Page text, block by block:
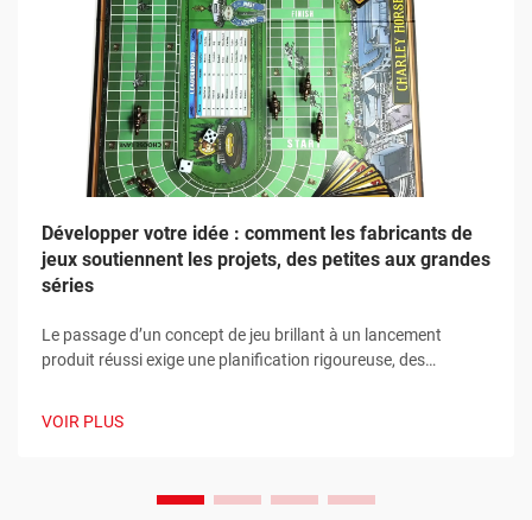
Développer votre idée : comment les fabricants de
jeux soutiennent les projets, des petites aux grandes
séries
Le passage d’un concept de jeu brillant à un lancement
produit réussi exige une planification rigoureuse, des
révolutionné la façon dont les créateurs abordent le
VOIR PLUS